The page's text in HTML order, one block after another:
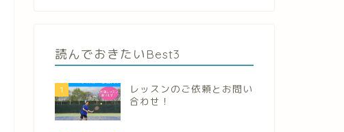
読んでおきたいBest3
1
レッスンのご依頼とお問い
合わせ！